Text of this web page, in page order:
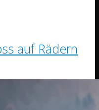
auf Rädern